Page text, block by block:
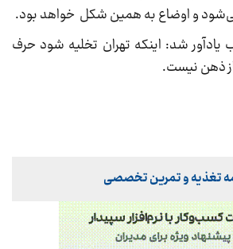
و اوضاع به همین شکل خواهد بود.
یادآور شد: اینکه تهران تخلیه شود حرف
از ذهن نیست.
تغذیه و تمرین تخصصی